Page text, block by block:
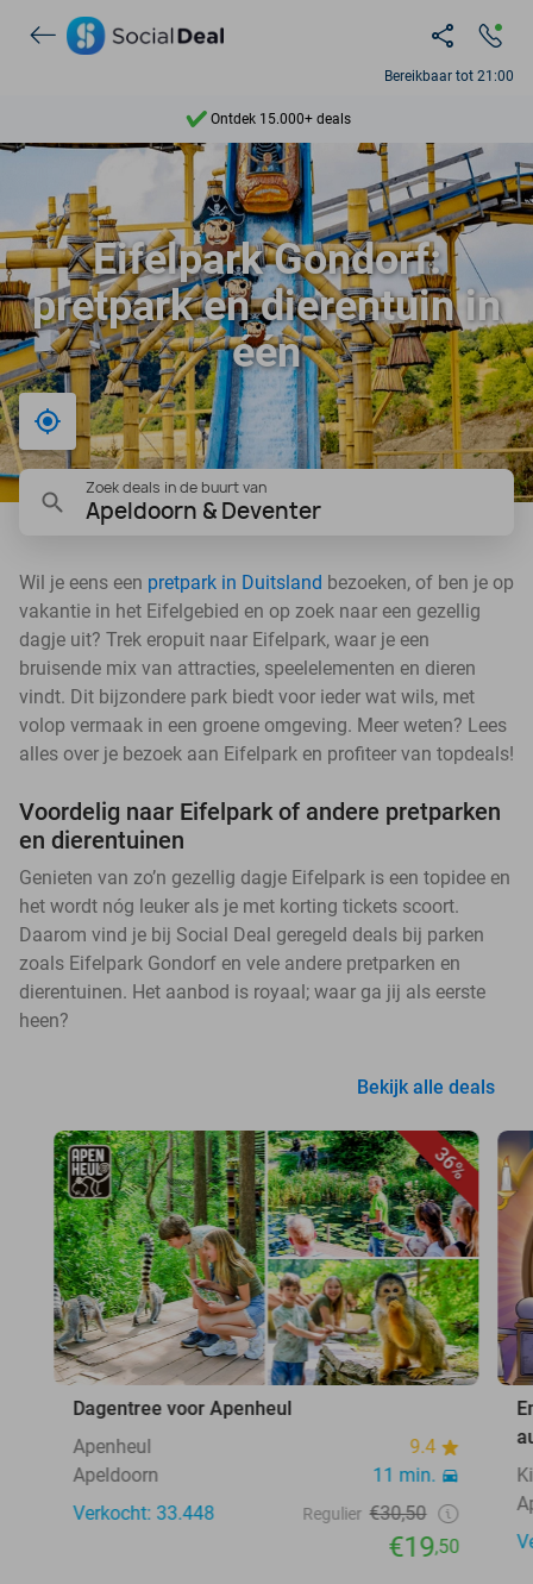
Bereikbaar tot 21:00
Ontdek 15.000+ deals
7 dagen per week beschikbaar
10+ miljoen leden
9,4
Ontdek 15.000+ deals
Eifelpark Gondorf:
pretpark en dierentuin in
één
Bij mij in de buurt
Zoek deals in de buurt van
Apeldoorn & Deventer
Wil je eens een pretpark in Duitsland bezoeken, of ben je op
vakantie in het Eifelgebied en op zoek naar een gezellig
dagje uit? Trek eropuit naar Eifelpark, waar je een
bruisende mix van attracties, speelelementen en dieren
vindt. Dit bijzondere park biedt voor ieder wat wils, met
volop vermaak in een groene omgeving. Meer weten? Lees
alles over je bezoek aan Eifelpark en profiteer van topdeals!
Voordelig naar Eifelpark of andere pretparken
en dierentuinen
Genieten van zo’n gezellig dagje Eifelpark is een topidee en
het wordt nóg leuker als je met korting tickets scoort.
Daarom vind je bij Social Deal geregeld deals bij parken
zoals Eifelpark Gondorf en vele andere pretparken en
dierentuinen. Het aanbod is royaal; waar ga jij als eerste
heen?
Bekijk alle deals
36%
Dagentree voor Apenheul
Apenheul
9.4
Apeldoorn
11 min.
Verkocht: 33.448
Regulier €30,50
€19,50